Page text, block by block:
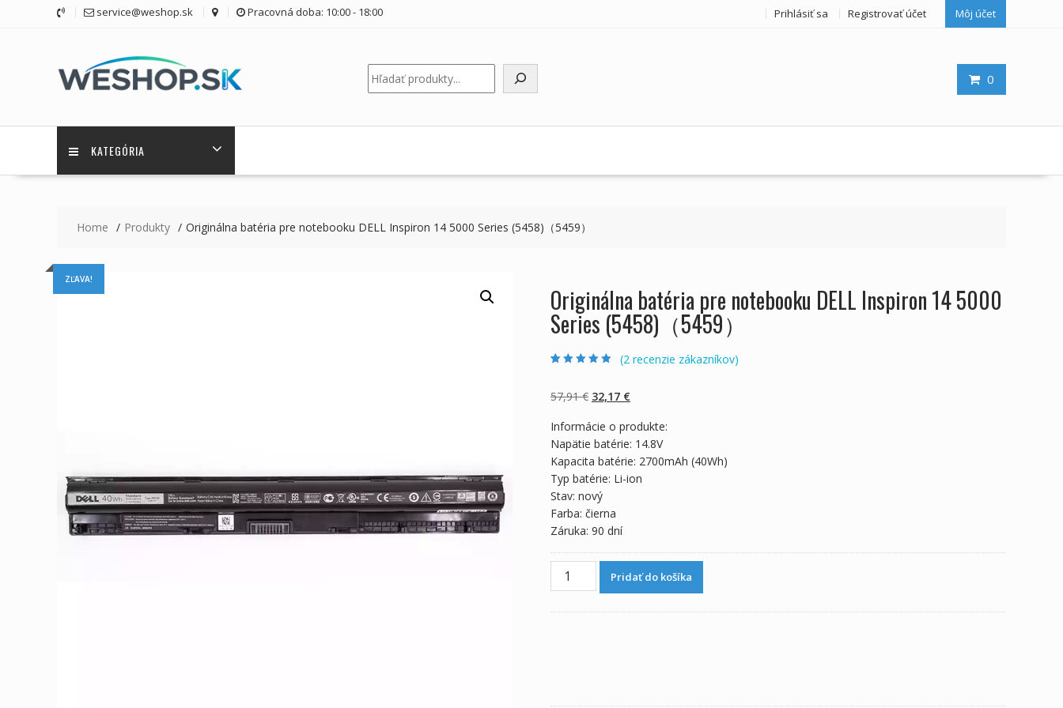
service@weshop.sk Pracovná doba: 10:00 - 18:00 Prihlásiť sa Registrovať účet Môj účet
0
Hľadať
KATEGÓRIA
Home Produkty Originálna batéria pre notebooku DELL Inspiron 14 5000 Series (5458)（5459）
ZĽAVA!
Originálna batéria pre notebooku DELL Inspiron 14 5000
Series (5458)（5459）
zákazníckych
recenzií
(2 recenzie zákazníkov)
57,91€ Pôvodná
bola:
57,91 €.
32,17 €Aktuálna
je:
32,17 €.
Informácie o produkte:
Napätie batérie: 14.8V
Kapacita batérie: 2700mAh (40Wh)
Typ batérie: Li-ion
Stav: nový
Farba: čierna
Záruka: 90 dní
množstvo
Originálna
Pridať do košíka